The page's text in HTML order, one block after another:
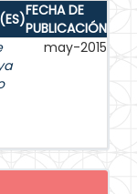
FECHA DE
PUBLICACIÓN
may-2015